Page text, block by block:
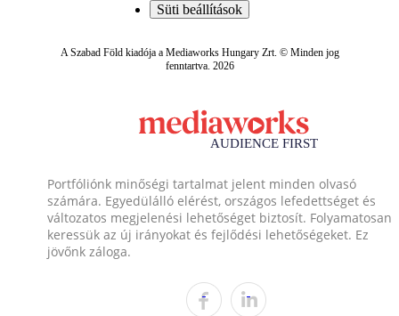
Süti beállítások
A Szabad Föld kiadója a Mediaworks Hungary Zrt. © Minden jog
fenntartva. 2026
Portfóliónk minőségi tartalmat jelent minden olvasó
számára. Egyedülálló elérést, országos lefedettséget és
változatos megjelenési lehetőséget biztosít. Folyamatosan
keressük az új irányokat és fejlődési lehetőségeket. Ez
jövőnk záloga.